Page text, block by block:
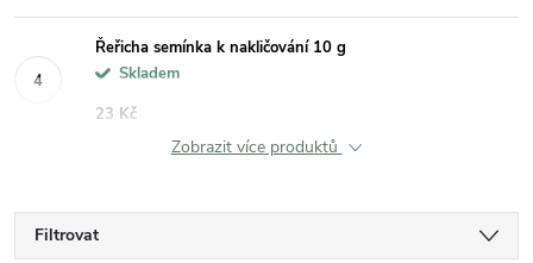
Řeřicha semínka k nakličování 10 g
Skladem
23 Kč
Zobrazit více produktů
Filtrovat